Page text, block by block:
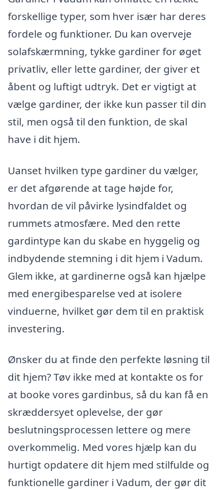
forskellige typer, som hver især har deres
fordele og funktioner. Du kan overveje
solafskærmning, tykke gardiner for øget
privatliv, eller lette gardiner, der giver et
åbent og luftigt udtryk. Det er vigtigt at
vælge gardiner, der ikke kun passer til din
stil, men også til den funktion, de skal
have i dit hjem.
Uanset hvilken type gardiner du vælger,
er det afgørende at tage højde for,
hvordan de vil påvirke lysindfaldet og
rummets atmosfære. Med den rette
gardintype kan du skabe en hyggelig og
indbydende stemning i dit hjem i Vadum.
Glem ikke, at gardinerne også kan hjælpe
med energibesparelse ved at isolere
vinduerne, hvilket gør dem til en praktisk
investering.
Ønsker du at finde den perfekte løsning til
dit hjem? Tøv ikke med at kontakte os for
at booke vores gardinbus, så du kan få en
skræddersyet oplevelse, der gør
beslutningsprocessen lettere og mere
overkommelig. Med vores hjælp kan du
hurtigt opdatere dit hjem med stilfulde og
funktionelle gardiner i Vadum, der gør dit